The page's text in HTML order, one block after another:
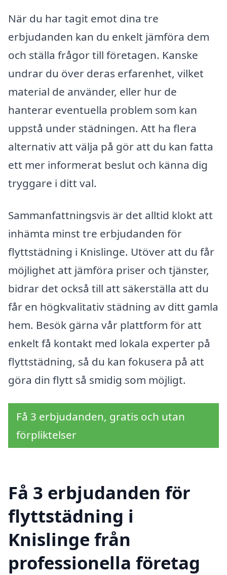
När du har tagit emot dina tre
erbjudanden kan du enkelt jämföra dem
och ställa frågor till företagen. Kanske
undrar du över deras erfarenhet, vilket
material de använder, eller hur de
hanterar eventuella problem som kan
uppstå under städningen. Att ha flera
alternativ att välja på gör att du kan fatta
ett mer informerat beslut och känna dig
tryggare i ditt val.
Sammanfattningsvis är det alltid klokt att
inhämta minst tre erbjudanden för
flyttstädning i Knislinge. Utöver att du får
möjlighet att jämföra priser och tjänster,
bidrar det också till att säkerställa att du
får en högkvalitativ städning av ditt gamla
hem. Besök gärna vår plattform för att
enkelt få kontakt med lokala experter på
flyttstädning, så du kan fokusera på att
göra din flytt så smidig som möjligt.
Få 3 erbjudanden, gratis och utan
förpliktelser
Få 3 erbjudanden för
flyttstädning i
Knislinge från
professionella företag